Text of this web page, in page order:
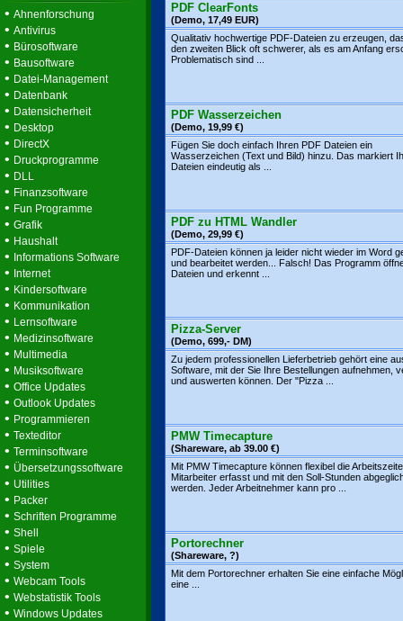
• Ahnenforschung
• Antivirus
• Bürosoftware
• Bausoftware
• Datei-Management
• Datenbank
• Datensicherheit
• Desktop
• DirectX
• Druckprogramme
• DLL
• Finanzsoftware
• Fun Programme
• Grafik
• Haushalt
• Informations Software
• Internet
• Kindersoftware
• Kommunikation
• Lernsoftware
• Medizinsoftware
• Multimedia
• Musiksoftware
• Office Updates
• Outlook Updates
• Programmieren
• Texteditor
• Terminsoftware
• Übersetzungssoftware
• Utilities
• Packer
• Schriften Programme
• Shell
• Spiele
• System
• Webcam Tools
• Webstatistik Tools
• Windows Updates
PDF ClearFonts
(Demo, 17,49 EUR)
Qualitativ hochwertige PDF-Dateien zu erzeugen,
den zweiten Blick oft schwerer, als es am Anfang
Problematisch sind ...
PDF Wasserzeichen
(Demo, 19,99 €)
Fügen Sie doch einfach Ihren PDF Dateien ein
Wasserzeichen (Text und Bild) hinzu. Das markiert
Dateien eindeutig als ...
PDF zu HTML Wandler
(Demo, 29,99 €)
PDF-Dateien können ja leider nicht wieder im Word
und bearbeitet werden... Falsch! Das Programm
Dateien und erkennt ...
Pizza-Server
(Demo, 699,- DM)
Zu jedem professionellen Lieferbetrieb gehört eine
Software, mit der Sie Ihre Bestellungen aufnehmen,
und auswerten können. Der "Pizza ...
PMW Timecapture
(Shareware, ab 39.00 €)
Mit PMW Timecapture können flexibel die
Mitarbeiter erfasst und mit den Soll-Stunden
werden. Jeder Arbeitnehmer kann pro ...
Portorechner
(Shareware, ?)
Mit dem Portorechner erhalten Sie eine einfache
eine ...